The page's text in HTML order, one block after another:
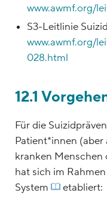
www.awmf.org/
S3-Leitlinie
www.awmf.org/
028.html
12.1
Für die
Patient*innen (aber
kranken Menschen
hat sich im
System
etabliert: